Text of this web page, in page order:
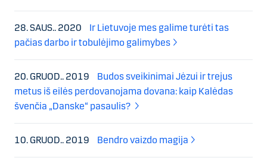
28. SAUS.. 2020
Ir Lietuvoje mes galime turėti tas
pačias darbo ir tobulėjimo galimybes
20. GRUOD.. 2019
Budos sveikinimai Jėzui ir trejus
metus iš eilės perdovanojama dovana: kaip Kalėdas
švenčia „Danske“ pasaulis?
10. GRUOD.. 2019 Bendro vaizdo magija